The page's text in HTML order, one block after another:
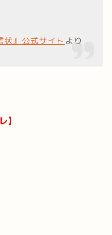
状』公式サイト より
】